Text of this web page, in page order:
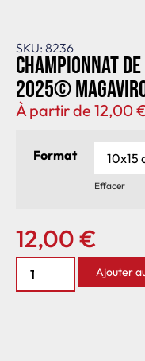
SKU: 8236
Championnat
2025©
À partir de 12,00
Format
Effacer
12,00€
Ajouter